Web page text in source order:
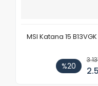
MSI Katana 15
%20